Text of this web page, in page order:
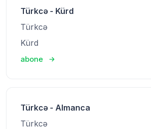
Türkcə - Kürd
Türkcə
Kürd
abone
Türkcə - Almanca
Türkcə